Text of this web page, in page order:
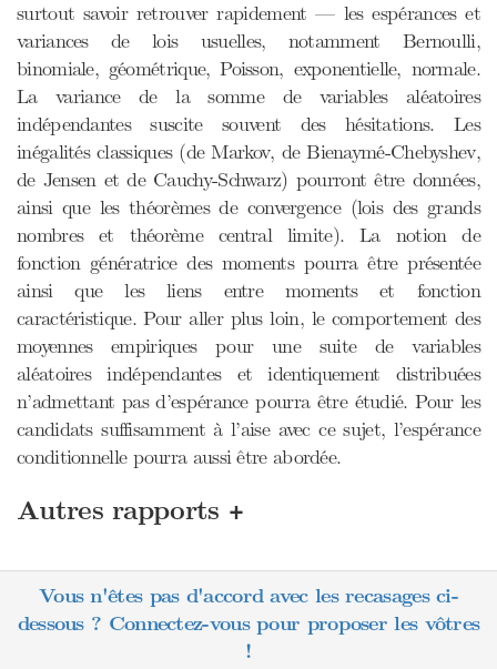
surtout savoir retrouver rapidement — les espérances et
variances de lois usuelles, notamment Bernoulli,
binomiale, géométrique, Poisson, exponentielle, normale.
La variance de la somme de variables aléatoires
indépendantes suscite souvent des hésitations. Les
inégalités classiques (de Markov, de Bienaymé-Chebyshev,
de Jensen et de Cauchy-Schwarz) pourront être données,
ainsi que les théorèmes de convergence (lois des grands
nombres et théorème central limite). La notion de
fonction génératrice des moments pourra être présentée
ainsi que les liens entre moments et fonction
caractéristique. Pour aller plus loin, le comportement des
moyennes empiriques pour une suite de variables
aléatoires indépendantes et identiquement distribuées
n’admettant pas d’espérance pourra être étudié. Pour les
candidats suffisamment à l’aise avec ce sujet, l’espérance
conditionnelle pourra aussi être abordée.
Autres rapports +
Vous n'êtes pas d'accord avec les recasages ci-
dessous ? Connectez-vous pour proposer les vôtres
!